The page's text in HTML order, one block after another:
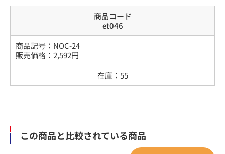
商品コード
et046
商品記号： NOC-24
販売価格： 2,592円
在庫： 55
この商品と比較されている商品